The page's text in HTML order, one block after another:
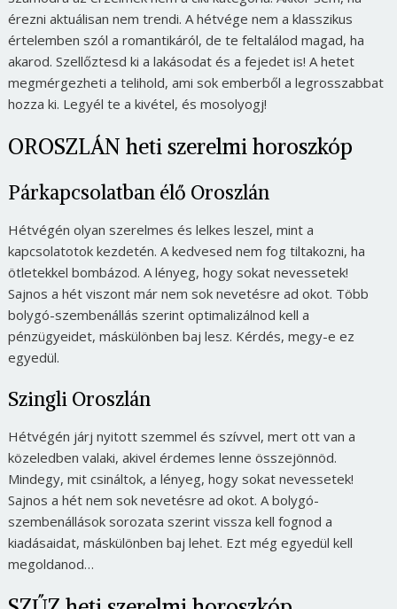
érezni aktuálisan nem trendi. A hétvége nem a klasszikus
értelemben szól a romantikáról, de te feltalálod magad, ha
akarod. Szellőztesd ki a lakásodat és a fejedet is! A hetet
megmérgezheti a telihold, ami sok emberből a legrosszabbat
hozza ki. Legyél te a kivétel, és mosolyogj!
OROSZLÁN heti szerelmi horoszkóp
Párkapcsolatban élő Oroszlán
Hétvégén olyan szerelmes és lelkes leszel, mint a
kapcsolatotok kezdetén. A kedvesed nem fog tiltakozni, ha
ötletekkel bombázod. A lényeg, hogy sokat nevessetek!
Sajnos a hét viszont már nem sok nevetésre ad okot. Több
bolygó-szembenállás szerint optimalizálnod kell a
pénzügyeidet, máskülönben baj lesz. Kérdés, megy-e ez
egyedül.
Szingli Oroszlán
Hétvégén járj nyitott szemmel és szívvel, mert ott van a
közeledben valaki, akivel érdemes lenne összejönnöd.
Mindegy, mit csináltok, a lényeg, hogy sokat nevessetek!
Sajnos a hét nem sok nevetésre ad okot. A bolygó-
szembenállások sorozata szerint vissza kell fognod a
kiadásaidat, máskülönben baj lehet. Ezt még egyedül kell
megoldanod…